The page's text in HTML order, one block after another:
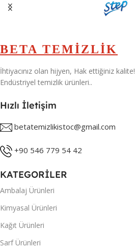
BETA TEMİZLİK
İhtiyacınız olan hijyen, Hak ettiğiniz kalite!
Endüstriyel temizlik ürünleri..
Hızlı İletişim
betatemizlikistoc@gmail.com
+90 546 779 54 42
KATEGORİLER
Ambalaj Ürünleri
Kimyasal Ürünleri
Kağıt Ürünleri
Sarf Ürünleri